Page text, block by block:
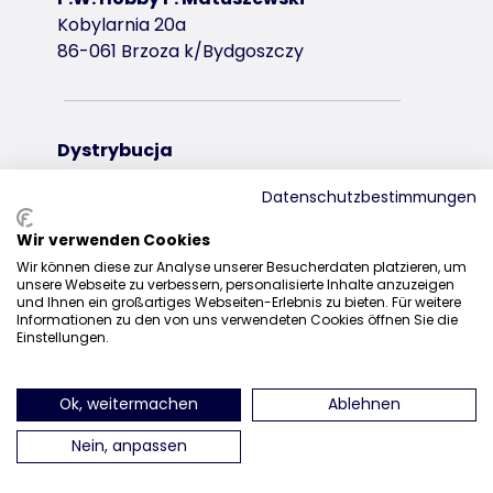
Kobylarnia 20a
86-061 Brzoza k/Bydgoszczy
Dystrybucja
znajdź nas na Instagramieznajdź nas na Facebooku
znajdź nas
Datenschutzbestimmungen
Wir verwenden Cookies
Wir können diese zur Analyse unserer Besucherdaten platzieren, um
unsere Webseite zu verbessern, personalisierte Inhalte anzuzeigen
und Ihnen ein großartiges Webseiten-Erlebnis zu bieten. Für weitere
Informationen zu den von uns verwendeten Cookies öffnen Sie die
Einstellungen.
Ok, weitermachen
Ablehnen
Nein, anpassen